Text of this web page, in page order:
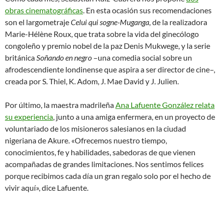
obras cinematográficas . En esta ocasión sus recomendaciones
son el largometrajeCelui qui sogne-Muganga, de la realizadora
Marie-Hélène Roux, que trata sobre la vida del ginecólogo
congoleño y premio nobel de la paz Denis Mukwege, y la serie
británica Soñando en negro –una comedia social sobre un
afrodescendiente londinense que aspira a ser director de cine–,
creada por S. Thiel, K. Adom, J. Mae David y J. Julien.
Por último, la maestra madrileña Ana Lafuente González relata
su experiencia , junto a una amiga enfermera, en un proyecto de
voluntariado de los misioneros salesianos en la ciudad
nigeriana de Akure. «Ofrecemos nuestro tiempo,
conocimientos, fe y habilidades, sabedoras de que vienen
acompañadas de grandes limitaciones. Nos sentimos felices
porque recibimos cada día un gran regalo solo por el hecho de
vivir aquí», dice Lafuente.